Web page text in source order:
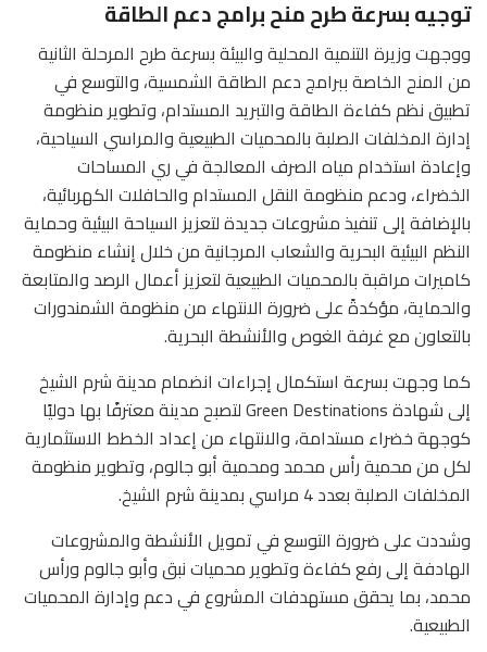
توجيه بسرعة طرح منح برامج دعم الطاقة
ووجهت وزيرة التنمية المحلية والبيئة بسرعة طرح المرحلة الثانية
من المنح الخاصة ببرامج دعم الطاقة الشمسية، والتوسع في
تطبيق نظم كفاءة الطاقة والتبريد المستدام، وتطوير منظومة
إدارة المخلفات الصلبة بالمحميات الطبيعية والمراسي السياحية،
وإعادة استخدام مياه الصرف المعالجة في ري المساحات
الخضراء، ودعم منظومة النقل المستدام والحافلات الكهربائية،
بالإضافة إلى تنفيذ مشروعات جديدة لتعزيز السياحة البيئية وحماية
النظم البيئية البحرية والشعاب المرجانية من خلال إنشاء منظومة
كاميرات مراقبة بالمحميات الطبيعية لتعزيز أعمال الرصد والمتابعة
والحماية، مؤكدةً على ضرورة الانتهاء من منظومة الشمندورات
بالتعاون مع غرفة الغوص والأنشطة البحرية.
كما وجهت بسرعة استكمال إجراءات انضمام مدينة شرم الشيخ
إلى شهادة Green Destinations لتصبح مدينة معترفًا بها دوليًا
كوجهة خضراء مستدامة، والانتهاء من إعداد الخطط الاستثمارية
لكل من محمية رأس محمد ومحمية أبو جالوم، وتطوير منظومة
المخلفات الصلبة بعدد 4 مراسي بمدينة شرم الشيخ.
وشددت على ضرورة التوسع في تمويل الأنشطة والمشروعات
الهادفة إلى رفع كفاءة وتطوير محميات نبق وأبو جالوم ورأس
محمد، بما يحقق مستهدفات المشروع في دعم وإدارة المحميات
الطبيعية.